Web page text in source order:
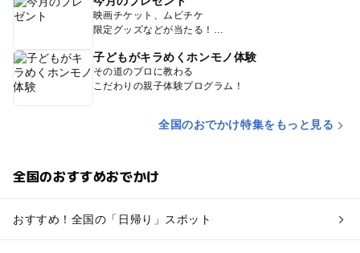
映画チケット、ムビチケ
限定グッズなどが当たる！
子どもがキラめくホンモノ体験
その道のプロに教わる
こだわりの親子体験プログラム！
全国のおでかけ特集をもっと見る
全国のおすすめおでかけ
おすすめ！全国の「日帰り」スポット